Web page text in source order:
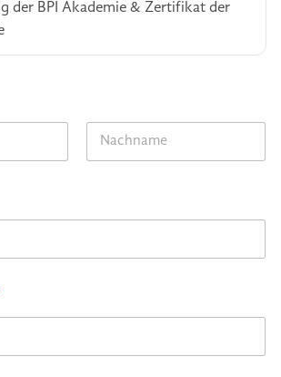
der BPI Akademie & Zertifikat der